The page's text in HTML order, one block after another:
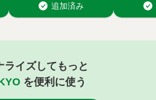
ライズしてもっと
を便利に使う